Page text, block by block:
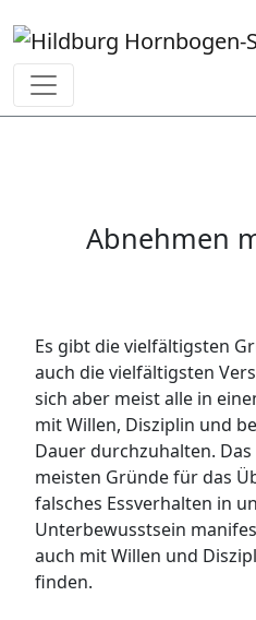
Abnehmen
Es gibt die vielfältigsten
auch die vielfältigsten
sich aber meist alle in
mit Willen, Disziplin und
Dauer durchzuhalten.
meisten Gründe für das
falsches Essverhalten in
Unterbewusstsein
auch mit Willen und
finden.